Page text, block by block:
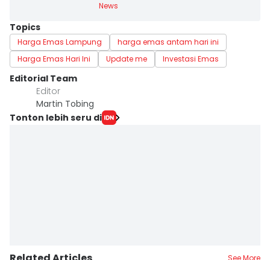
News
Topics
Harga Emas Lampung
harga emas antam hari ini
Harga Emas Hari Ini
Update me Investasi Emas
Editorial Team
Editor
Martin Tobing
Tonton lebih seru di
See More